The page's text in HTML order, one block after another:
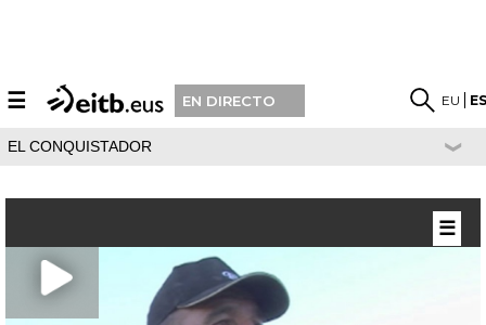
☰ EN DIRECTO EU
EL CONQUISTADOR
☰